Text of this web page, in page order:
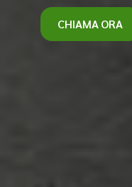
CHIAMA ORA